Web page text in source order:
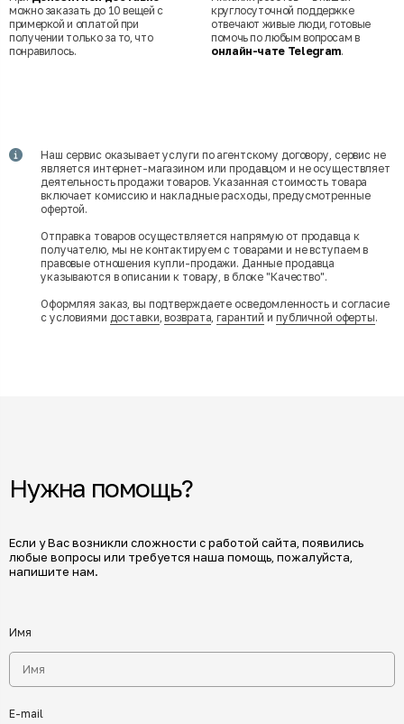
можно заказать до 10 вещей с
примеркой и оплатой при
получении только за то, что
понравилось.
круглосуточной поддержке
отвечают живые люди, готовые
помочь по любым вопросам в
онлайн-чате Telegram.
Наш сервис оказывает услуги по агентскому договору, сервис не
является интернет-магазином или продавцом и не осуществляет
деятельность продажи товаров. Указанная стоимость товара
включает комиссию и накладные расходы, предусмотренные
офертой.
Отправка товаров осуществляется напрямую от продавца к
получателю, мы не контактируем с товарами и не вступаем в
правовые отношения купли-продажи. Данные продавца
указываются в описании к товару, в блоке "Качество".
Оформляя заказ, вы подтверждаете осведомленность и согласие
с условиями доставки,возврата,гарантий и публичной оферты.
Нужна помощь?
Если у Вас возникли сложности с работой сайта, появились
любые вопросы или требуется наша помощь, пожалуйста,
напишите нам.
Имя
E-mail